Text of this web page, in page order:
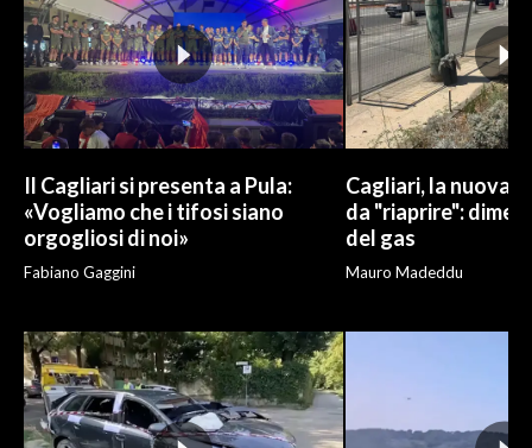
Il Cagliari si presenta a Pula:
«Vogliamo che i tifosi siano
orgogliosi di noi»
Fabiano Gaggini
Cagliari, la nuova
da "riaprire":
del gas
Mauro Madeddu